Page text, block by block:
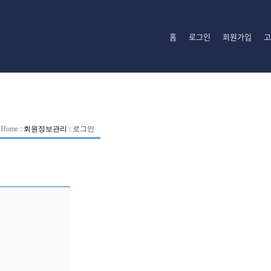
홈 로그인 회원가입
Home : 회원정보관리 : 로그인